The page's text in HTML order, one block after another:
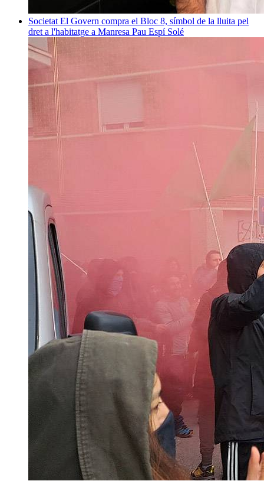
Societat El Govern compra el Bloc 8, símbol de la lluita pel
dret a l'habitatge a Manresa Pau Espí Solé